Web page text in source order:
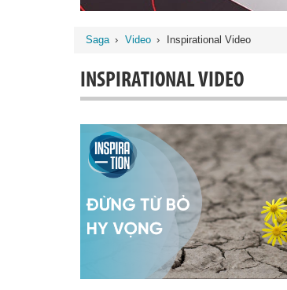
Saga › Video › Inspirational Video
INSPIRATIONAL VIDEO